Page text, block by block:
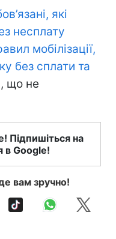
які
несплату
мобілізації,
без сплати та
що не
Підпишіться на
в Google!
вам зручно!